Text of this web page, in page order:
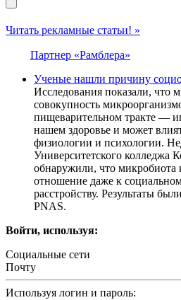
Читать рекламные статьи! »
Партнер «Рамблера»
Ученые нашли причину
Исследования показали,
совокупность
пищеварительном тракте —
нашем здоровье и может
физиологии и психологии.
Университетского колледжа
обнаружили, что
отношение даже к
расстройству. Результаты
PNAS.
Войти, используя:
Социальные сети
Почту
Используя логин и пароль: